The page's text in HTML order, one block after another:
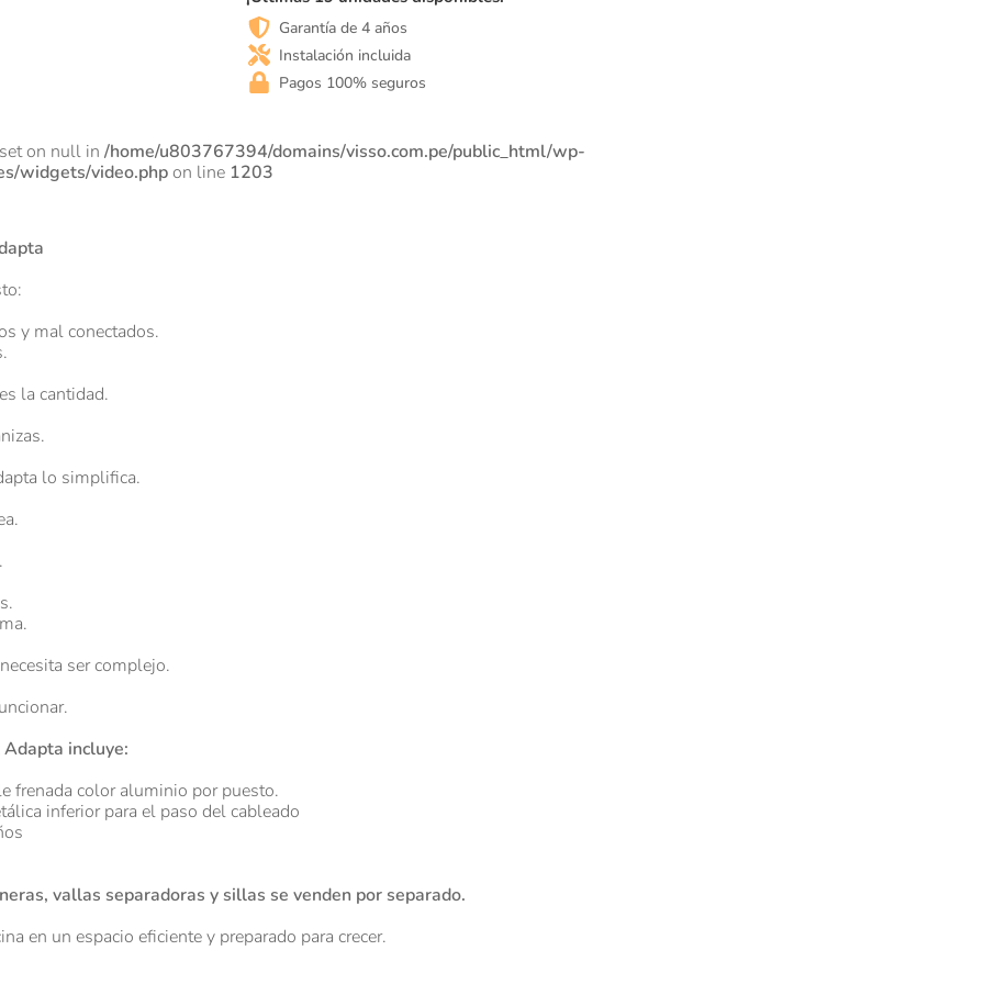
Garantía de 4 años
Instalación incluida
Pagos 100% seguros
on null in /home/u803767394/domains/visso.com.pe/public_html/wp-
widgets/video.phpon line 1203
y mal conectados.
la cantidad.
lo simplifica.
ser complejo.
incluye:
frenada color aluminio por puesto.
inferior para el paso del cableado
vallas separadoras y sillas se venden por separado.
en un espacio eficiente y preparado para crecer.